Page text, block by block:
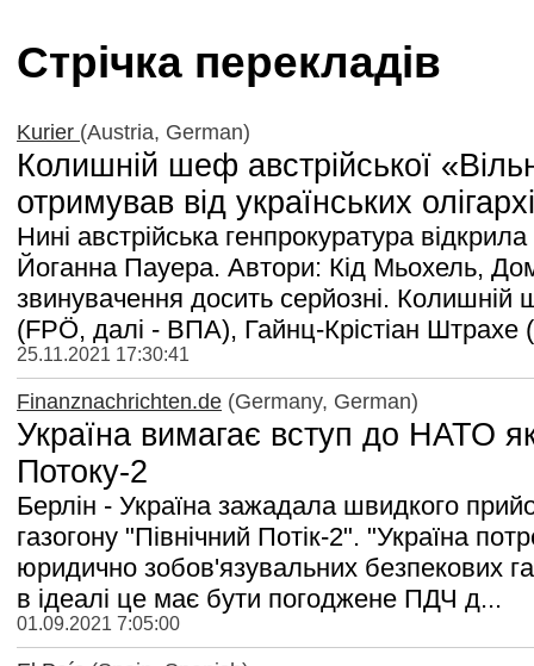
Стрічка перекладів
Kurier (Austria, German)
Колишній шеф австрійської
отримував від українських
Нині австрійська генпрокуратура
Йоганна Пауера. Автори: Кід Мьохель,
звинувачення досить серйозні. Колишній
(FPÖ, далі - ВПА), Гайнц-Крістіан Штрахе
25.11.2021 17:30:41
Finanznachrichten.de (Germany, German)
Україна вимагає вступ до НАТО
Потоку-2
Берлін - Україна зажадала швидкого
газогону "Північний Потік-2". "Україна
юридично зобов'язувальних безпекових
в ідеалі це має бути погоджене ПДЧ д...
01.09.2021 7:05:00